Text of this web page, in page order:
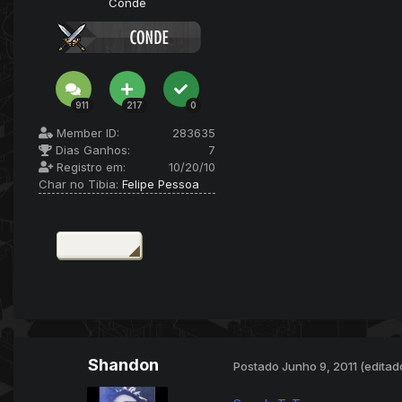
911 217 0
Member ID:
283635
Dias Ganhos:
7
Registro em:
10/20/10
Char no Tibia: Felipe Pessoa
Shandon Postado Junho 9, 2011